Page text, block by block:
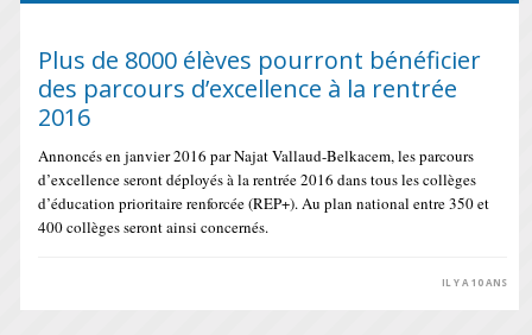
Plus de 8000 élèves pourront bénéficier
des parcours d’excellence à la rentrée
2016
Annoncés en janvier 2016 par Najat Vallaud-Belkacem, les parcours
d’excellence seront déployés à la rentrée 2016 dans tous les collèges
d’éducation prioritaire renforcée (REP+). Au plan national entre 350 et
400 collèges seront ainsi concernés.
IL Y A 10 ANS